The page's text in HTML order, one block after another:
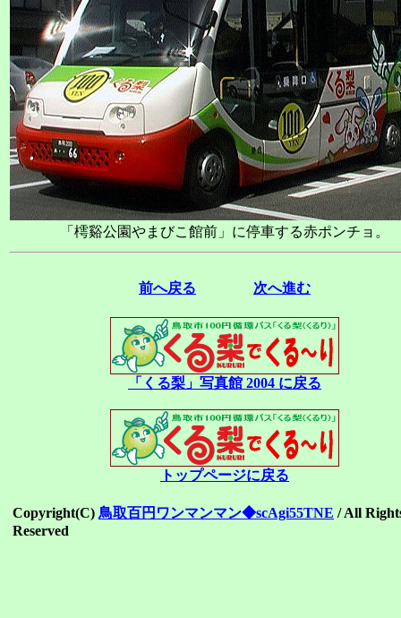
「樗谿公園やまびこ館前」に停車する赤ポンチョ。
前へ戻る 次へ進む
「くる梨」写真館 2004 に戻る
トップページに戻る
Copyright(C) 鳥取百円ワンマンマン◆scAgi55TNE / All
Reserved